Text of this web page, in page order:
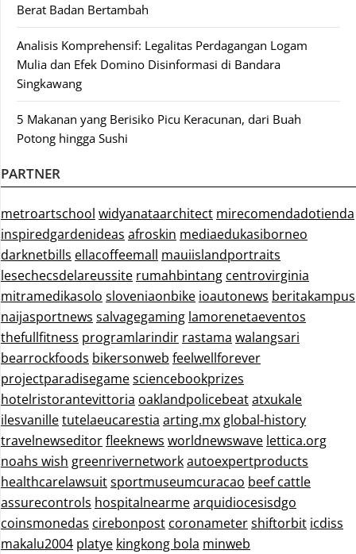
Berat Badan Bertambah
Analisis Komprehensif: Legalitas Perdagangan Logam
Mulia dan Efek Domino Disinformasi di Bandara
Singkawang
5 Makanan yang Berisiko Picu Keracunan, dari Buah
Potong hingga Sushi
PARTNER
metroartschool widyanataarchitect mirecomendadotienda
inspiredgardenideas afroskin mediaedukasiborneo
darknetbills ellacoffeemall mauiislandportraits
lesechecsdelareussite rumahbintang centrovirginia
mitramedikasolo sloveniaonbike ioautonews beritakampus
naijasportnews salvagegaming lamorenetaeventos
thefullfitness programlarindir rastama walangsari
bearrockfoods bikersonweb feelwellforever
projectparadisegamesciencebookprizes
hotelristorantevittoria oaklandpolicebeatatxukale
ilesvanilletutelaeucarestia arting.mx global-history
travelnewseditorfleeknews worldnewswave lettica.org
noahs wish greenrivernetworkautoexpertproducts
healthcarelawsuitsportmuseumcuracao beef cattle
assurecontrols hospitalnearmearquidiocesisdgo
coinsmonedas cirebonpost coronametershiftorbit icdiss
makalu2004 platye kingkong bola minweb